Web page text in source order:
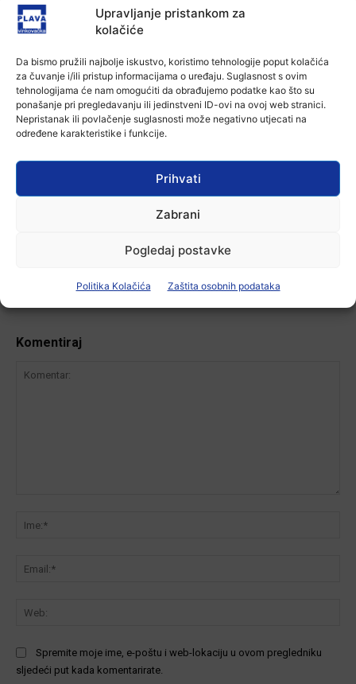
Upravljanje pristankom za
kolačiće
Da bismo pružili najbolje iskustvo, koristimo tehnologije poput kolačića
za čuvanje i/ili pristup informacijama o uređaju. Suglasnost s ovim
tehnologijama će nam omogućiti da obrađujemo podatke kao što su
ponašanje pri pregledavanju ili jedinstveni ID-ovi na ovoj web stranici.
Nepristanak ili povlačenje suglasnosti može negativno utjecati na
određene karakteristike i funkcije.
Prihvati
Zabrani
Pogledaj postavke
Politika Kolačića Zaštita osobnih podataka
U Županji održana Ljetna škola magije
7 kolovoza, 2026
Aktualno
plovidba na Dunavu
6 kolovoza, 2026
-Marketing-
Komentiraj
Spremite moje ime, e-poštu i web-lokaciju u ovom pregledniku
sljedeći put kada komentarirate.